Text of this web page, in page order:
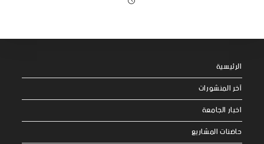
الرئيسية
آخر المنشورات
اخبار الجامعة
حاضنات المشاريع